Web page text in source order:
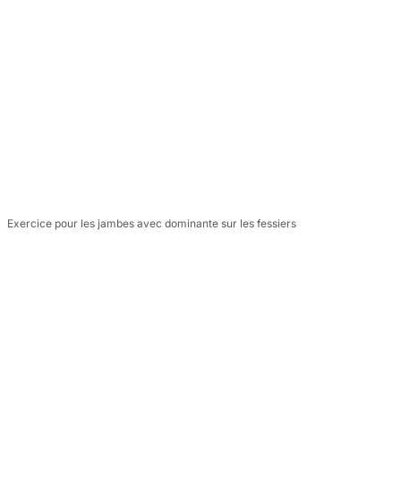
Exercice pour les jambes avec dominante sur les fessiers